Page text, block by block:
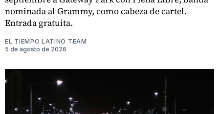
nominada al Grammy, como cabeza de cartel.
Entrada gratuita.
EL TIEMPO LATINO TEAM
5 de agosto de 2026